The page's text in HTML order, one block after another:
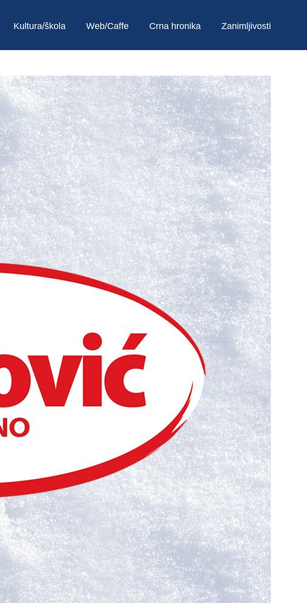
Kultura/škola Web/Caffe Crna hronika Zanimljivosti